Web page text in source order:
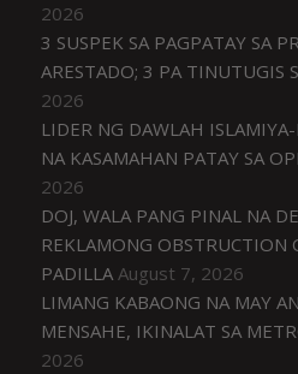
2026
3 SUSPEK SA PAGPATAY SA
ARESTADO; 3 PA TINUTUGIS
2026
LIDER NG DAWLAH
NA KASAMAHAN PATAY SA
2026
DOJ, WALA PANG PINAL NA
REKLAMONG OBSTRUCTION
PADILLA August 7, 2026
LIMANG KABAONG NA MAY
MENSAHE, IKINALAT SA
2026